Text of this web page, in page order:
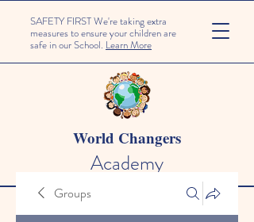
SAFETY FIRST We're taking extra
measures to ensure your children are
safe in our School. Learn More
World Changers
Academy
Groups